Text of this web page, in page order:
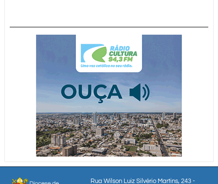
Rua Wilson Luiz Silvério Martins, 243 -